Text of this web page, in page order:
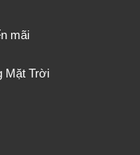
mãi
Mặt Trời